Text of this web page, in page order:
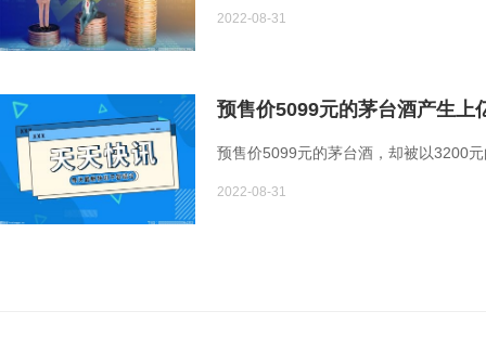
2022-08-31
预售价5099元的茅台酒产生上
预售价5099元的茅台酒，却被以3200
2022-08-31